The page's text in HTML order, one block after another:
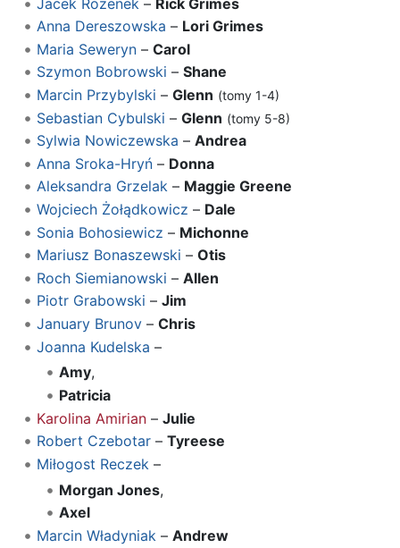
Anna Dereszowska – Lori Grimes
Maria Seweryn– Carol
Szymon Bobrowski – Shane
Marcin Przybylski – Glenn (tomy 1-4)
Sebastian Cybulski – Glenn (tomy 5-8)
Sylwia Nowiczewska – Andrea
Anna Sroka-Hryń– Donna
Aleksandra Grzelak– Maggie Greene
Wojciech Żołądkowicz – Dale
Sonia Bohosiewicz – Michonne
Mariusz Bonaszewski – Otis
Roch Siemianowski – Allen
Piotr Grabowski – Jim
January Brunov– Chris
Joanna Kudelska –
Amy,
Patricia
Karolina Amirian– Julie
Robert Czebotar– Tyreese
Miłogost Reczek –
Morgan Jones,
Axel
Marcin Władyniak – Andrew